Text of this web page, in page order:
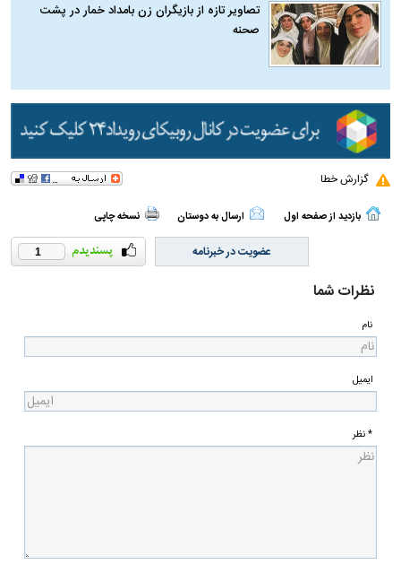
تصاویر تازه از بازیگران زن بامداد خمار در پشت
صحنه
گزارش خطا
بازدید از صفحه اول ارسال به دوستان نسخه چاپی
1 عضویت در خبرنامه
نظرات شما
نام
ایمیل
* نظر